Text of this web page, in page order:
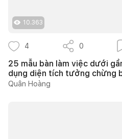
10.363
4 0
25 mẫu bàn làm việc dưới
dụng diện tích tưởng chừng
Quân Hoàng